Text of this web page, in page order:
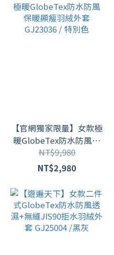
【官網獨家限量】女款極
暖GlobeTex防水防風保
暖顯瘦羽絨外套GJ23036
/ 特別色
NT$9,980
NT$2,980